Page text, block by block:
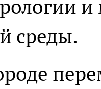
среды.